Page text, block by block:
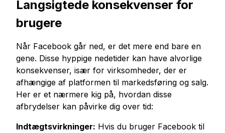
Langsigtede konsekvenser for
brugere
Når Facebook går ned, er det mere end bare en
gene. Disse hyppige nedetider kan have alvorlige
konsekvenser, især for virksomheder, der er
afhængige af platformen til markedsføring og salg.
Her er et nærmere kig på, hvordan disse
afbrydelser kan påvirke dig over tid:
Indtægtsvirkninger: Hvis du bruger Facebook til